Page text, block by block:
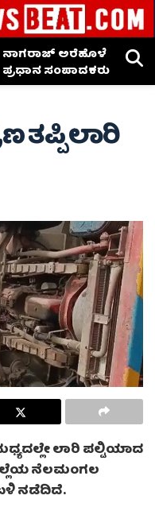
ನಾಗರಾಜ್ ಅರೆಹೊಳೆ
ಪ್ರಧಾನ ಸಂಪಾದಕರು
ತಪ್ಪಿ ಲಾರಿ
ಲಾರಿ ಪಲ್ಟಿಯಾದ
ನೆಲಮಂಗಲ
ನಡೆದಿದೆ.